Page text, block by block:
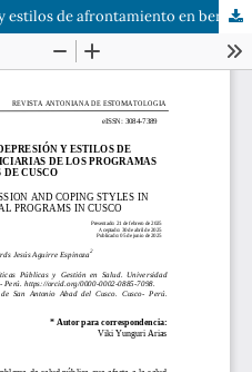
Violencia familiar, depresión y estilos de afrontamiento en beneficiarias de los programas sociales de Cusco